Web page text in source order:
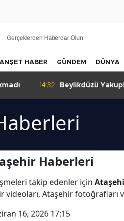
Gerçeklerden Haberdar Olun
HABER GÜNDEM DÜNYA
14:32
Beylikdüzü
Haberleri
takip edenler için
videoları, Ataşehir fotoğrafları
16, 2026 17:15